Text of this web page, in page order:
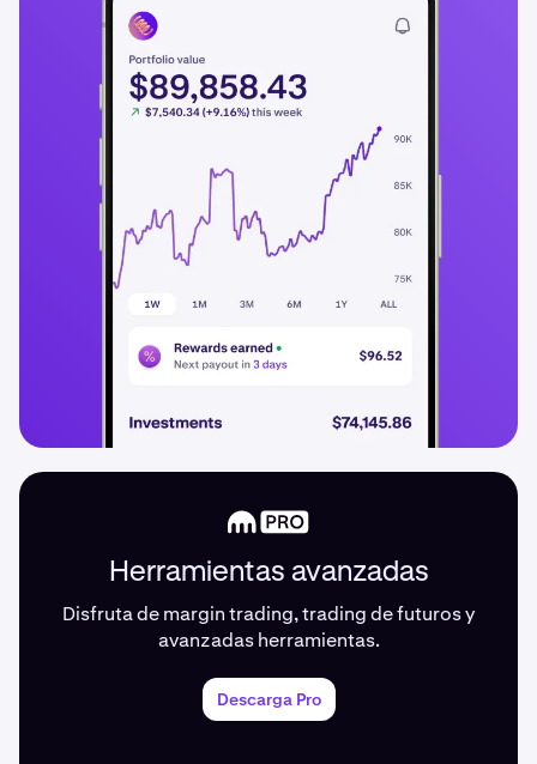
Herramientas avanzadas
Disfruta de margin trading, trading de futuros y
avanzadas herramientas.
Descarga Pro